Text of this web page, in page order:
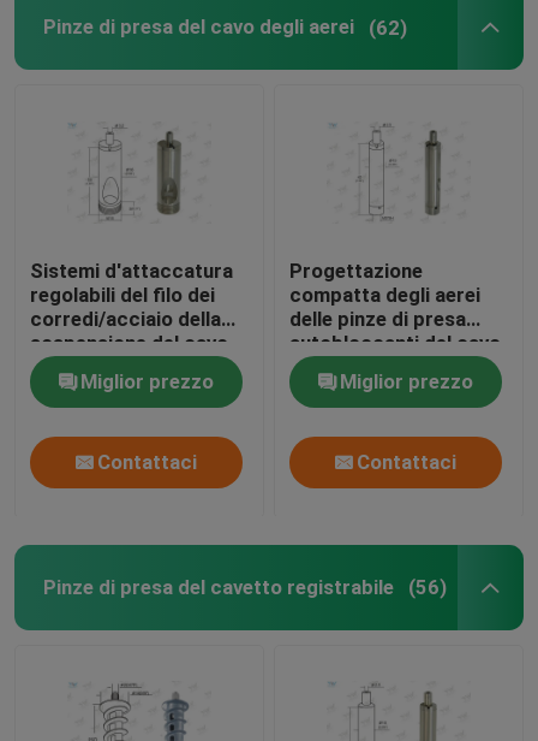
Sistema d'attaccatura del cavo del soffitto
Attacco snodato in acciaio della lampada
Pinze di presa del cavo degli aerei (62)
Sistemi d'attaccatura
regolabili del filo dei
corredi/acciaio della
sospensione del cavo
dell'alimentazione di
potereMiglior prezzo
Contattaci
Progettazione
compatta degli aerei
delle pinze di presa
autobloccanti del cavo
per i corredi
d'attaccatura del
pannello del LED
Miglior prezzo
Contattaci
Pinze di presa del cavetto registrabile (56)